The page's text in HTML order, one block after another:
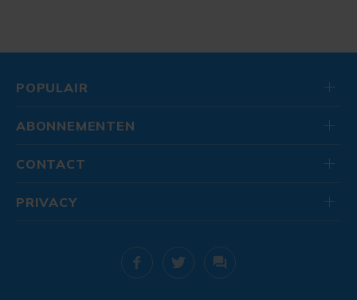
POPULAIR
ABONNEMENTEN
CONTACT
PRIVACY